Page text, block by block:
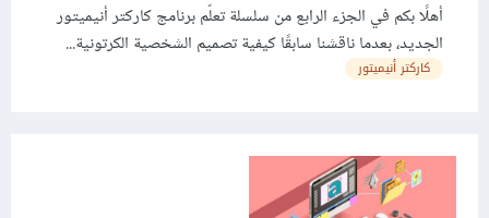
أهلًا بكم في الجزء الرابع من سلسلة تعلّم برنامج كاركتر أنيميتور
الجديد، بعدما ناقشنا سابقًا كيفية تصميم الشخصية الكرتونية...
كاركتر أنيميتور